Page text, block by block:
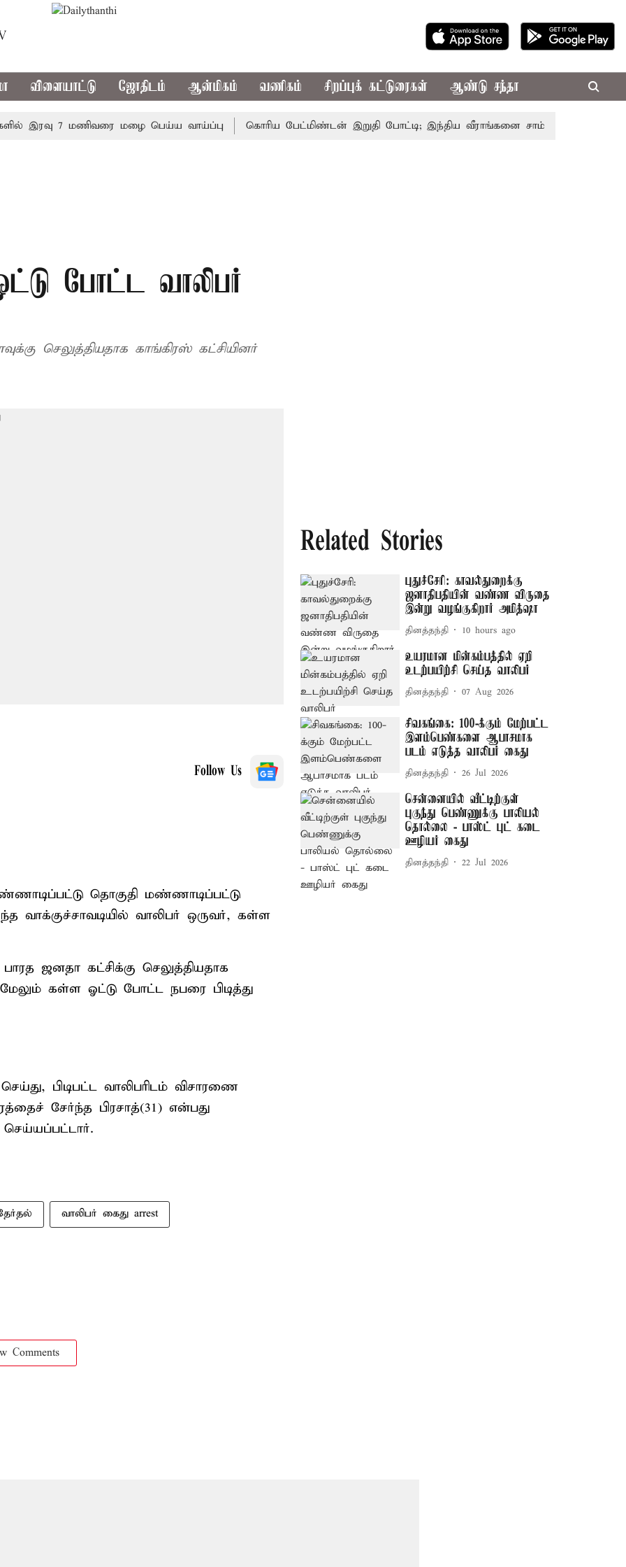
விளையாட்டு ஜோதிடம் ஆன்மிகம் வணிகம் சிறப்புக் கட்டுரைகள் ஆண்டு சந்தா
இரவு 7 மணிவரை மழை பெய்ய வாய்ப்பு கொரிய பேட்மிண்டன் இறுதி போட்டி; இந்திய வீராங்கனை சாம்பியன் பட்டம்
போட்ட வாலிபர்
செலுத்தியதாக காங்கிரஸ் கட்சியினர்
Follow Us
தொகுதி மண்ணாடிப்பட்டு
வாக்குச்சாவடியில் வாலிபர் ஒருவர், கள்ள
ஜனதா கட்சிக்கு செலுத்தியதாக
கள்ள ஓட்டு போட்ட நபரை பிடித்து
பிடிபட்ட வாலிபரிடம் விசாரணை
சேர்ந்த பிரசாத்(31) என்பது
வாலிபர் கைது arrest
Comments
Related Stories
புதுச்சேரி: காவல்துறைக்கு
ஜனாதிபதியின் வண்ண விருதை
இன்று வழங்குகிறார் அமித்ஷா
தினத்தந்தி 10 hours ago
உயரமான மின்கம்பத்தில் ஏறி
உடற்பயிற்சி செய்த வாலிபர்
தினத்தந்தி 07 Aug 2026
சிவகங்கை: 100-க்கும் மேற்பட்ட
இளம்பெண்களை ஆபாசமாக
படம் எடுத்த வாலிபர் கைது
தினத்தந்தி 26 Jul 2026
சென்னையில் வீட்டிற்குள்
புகுந்து பெண்ணுக்கு பாலியல்
தொல்லை - பாஸ்ட் புட் கடை
ஊழியர் கைது
தினத்தந்தி 22 Jul 2026